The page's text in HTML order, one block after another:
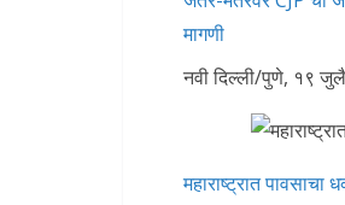
मागणी
नवी दिल्ली/पुणे, १९
महाराष्ट्रात